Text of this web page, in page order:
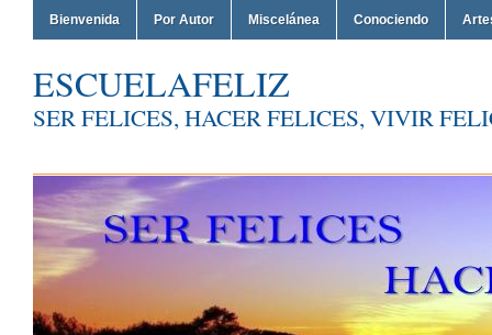
Bienvenida Por Autor Miscelánea Conociendo
ESCUELAFELIZ
SER FELICES, HACER FELICES, VIVIR